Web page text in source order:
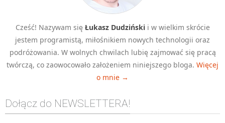
Django
PHP
WordPress
MOBILE
Android
Git
Cześć! Nazywam się Łukasz Dudzińskii w wielkim skrócie
jestem programistą, miłośnikiem nowych technologii oraz
podróżowania. W wolnych chwilach lubię zajmować się pracą
twórczą, co zaowocowało założeniem niniejszego bloga. Więcej
o mnie →
Dołącz do NEWSLETTERA!